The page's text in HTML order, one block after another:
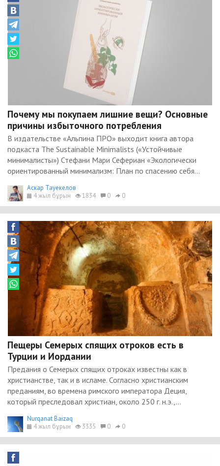
Почему мы покупаем лишние вещи? Основные
причины избыточного потребления
В издательстве «Альпина ПРО» выходит книга автора
подкаста The Sustainable Minimalists («Устойчивые
минималисты») Стефани Мари Сефериан «Экологически
ориентированный минимализм: План по спасению себя...
Аскар Тауекелов
4 жыл бұрын
1834 0 0
Пещеры Семерых спящих отроков есть в
Турции и Иордании
Предания о Семерых спящих отроках известны как в
христианстве, так и в исламе. Согласно христианским
преданиям, во времена римского императора Деция,
который преследовал христиан, около 250 г. н.э.,...
Nurqanat Baizaq
4 жыл бұрын
3335 0 0